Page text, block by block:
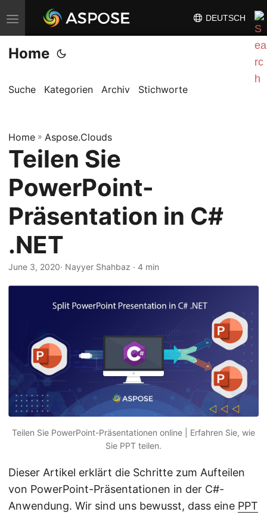
N
a
v
g
i
o
n
u
s
c
h
a
l
DEUTSCH
Home
Suche Kategorien Archiv Stichworte
Home » Aspose.Clouds
Teilen Sie
PowerPoint-
Präsentation in C#
.NET
June 3, 2020· Nayyer Shahbaz · 4 min
Teilen Sie PowerPoint-Präsentationen online | Erfahren Sie, wie
Sie PPT teilen.
Dieser Artikel erklärt die Schritte zum Aufteilen
von PowerPoint-Präsentationen in der C#-
Anwendung. Wir sind uns bewusst, dass eine PPT